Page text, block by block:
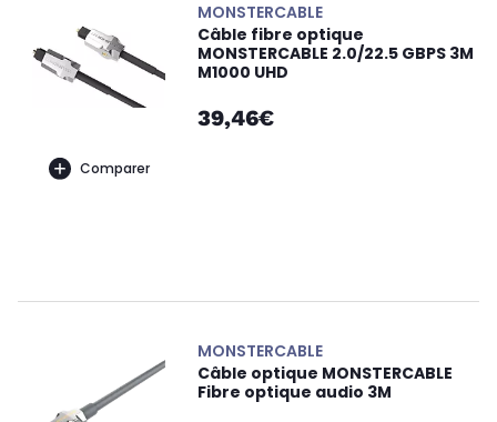
Comparer
MONSTERCABLE
Câble fibre optique
MONSTERCABLE 2.0/22.5 GBPS 3M
M1000 UHD
39,46€
MONSTERCABLE
Câble optique MONSTERCABLE
Fibre optique audio 3M